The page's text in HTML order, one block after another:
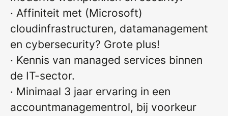
· Affiniteit met (Microsoft)
cloudinfrastructuren, datamanagement
en cybersecurity? Grote plus!
· Kennis van managed services binnen
de IT-sector.
· Minimaal 3 jaar ervaring in een
accountmanagementrol, bij voorkeur